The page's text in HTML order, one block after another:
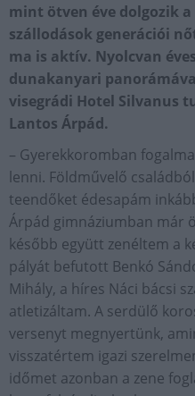
mint ötven éve dolgozik
szállodások generációi
ma is aktív. Nyolcvan
dunakanyari
visegrádi Hotel Silvanus
Lantos Árpád.
– Gyerekkoromban
lenni. Földművelő
teendőket édesapám
Árpád gimnáziumban már
később együtt zenéltem a
pályát befutott Benkó
Mihály, a híres Náci bácsi
atletizáltam. A serdülő
versenyt megnyertünk,
visszatértem igazi
időmet azonban a zene